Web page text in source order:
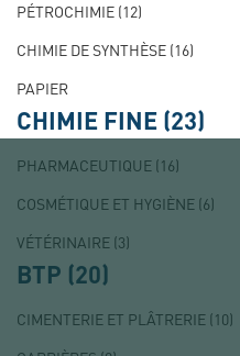
PÉTROCHIMIE (12)
CHIMIE DE SYNTHÈSE (16)
PAPIER
CHIMIE FINE (23)
PHARMACEUTIQUE (16)
COSMÉTIQUE ET HYGIÈNE (6)
VÉTÉRINAIRE (3)
BTP (20)
CIMENTERIE ET PLÂTRERIE (10)